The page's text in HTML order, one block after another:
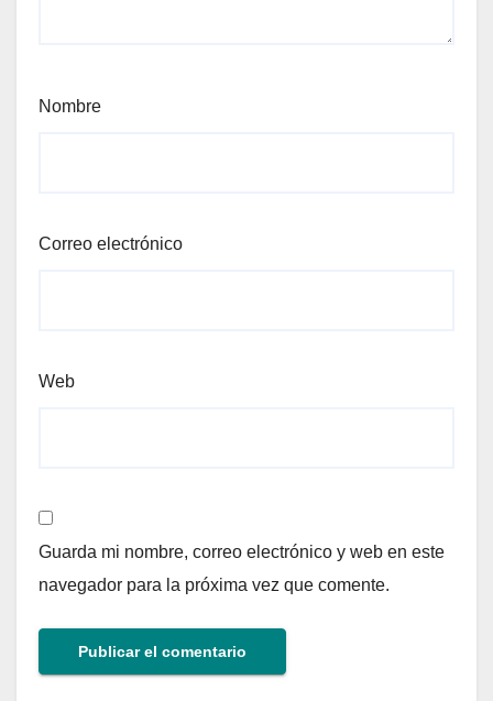
Nombre
Correo electrónico
Web
Guarda mi nombre, correo electrónico y web en este
navegador para la próxima vez que comente.